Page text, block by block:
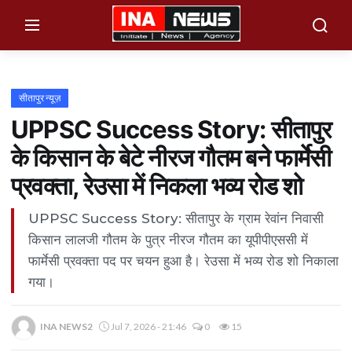
Home
उत्तर प्रदेश
हरदोई न्यूज़
बलिया न्यूज़
देवबंद न्यूज़
सीतापुर न्यूज़
UPPSC Success Story: सीतापुर
के किसान के बेटे नीरज गौतम बने फार्मेसी
प्रवक्ता, रेउसा में निकला भव्य रोड शो
UPPSC Success Story: सीतापुर के ग्राम रेवांन निवासी
किसान लालजी गौतम के पुत्र नीरज गौतम का यूपीपीएससी में
फार्मेसी प्रवक्ता पद पर चयन हुआ है। रेउसा में भव्य रोड शो निकाला
गया।
INA NEWS2 Jul 7, 2026 - 21:46 0 15